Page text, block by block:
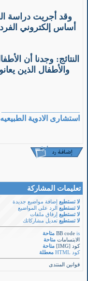
النتائج: وجدنا أن
والأطفال الذين
استشارى الادوية
تعليمات المشاركة
لا تستطيع إضافة مواضيع جديدة
لا تستطيع الرد على المواضيع
لا تستطيع إرفاق ملفات
لا تستطيع تعديل مشاركاتك
BB code is
متاحة
الابتسامات متاحة
كود [IMG]
متاحة
كود HTML
معطلة
قوانين المنتدى